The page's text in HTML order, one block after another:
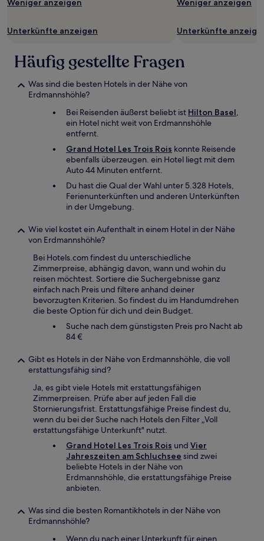
können
ändern.
zusätzliche
Bedingungen
gelten.
Weniger anzeigen
Unterkünfte anzeigen
Weniger anzeigen
Unterkünfte
Häufig gestellte Fragen
Was sind die besten Hotels in der Nähe von
Erdmannshöhle?
Bei Reisenden äußerst beliebt ist Hilton Basel,
ein Hotel nicht weit von Erdmannshöhle
entfernt.
Grand Hotel Les Trois Rois konnte Reisende
ebenfalls überzeugen. ein Hotel liegt mit dem
Auto 44 Minuten entfernt.
Du hast die Qual der Wahl unter 5.328 Hotels,
Ferienunterkünften und anderen Unterkünften
in der Umgebung.
Wie viel kostet ein Aufenthalt in einem Hotel in der Nähe
von Erdmannshöhle?
Bei Hotels.com findest du unterschiedliche
Zimmerpreise, abhängig davon, wann und wohin du
reisen möchtest. Sortiere die Suchergebnisse ganz
einfach nach Preis und filtere anhand deiner
bevorzugten Kriterien. So findest du im Handumdrehen
die beste Option für dich und dein Budget.
Suche nach dem günstigsten Preis pro Nacht ab
84 €
Gibt es Hotels in der Nähe von Erdmannshöhle, die voll
erstattungsfähig sind?
Ja, es gibt viele Hotels mit erstattungsfähigen
Zimmerpreisen. Prüfe aber auf jeden Fall die
Stornierungsfrist. Erstattungsfähige Preise findest du,
wenn du bei der Suche nach Hotels den Filter „Voll
erstattungsfähige Unterkunft" nutzt.
Grand Hotel Les Trois Rois und Vier
Jahreszeiten am Schluchsee sind zwei
beliebte Hotels in der Nähe von
Erdmannshöhle, die erstattungsfähige Preise
anbieten.
Was sind die besten Romantikhotels in der Nähe von
Erdmannshöhle?
Wenn du nach einer Unterkunft für einen